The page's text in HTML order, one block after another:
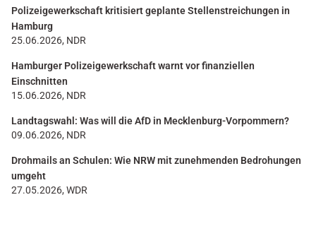
Polizeigewerkschaft kritisiert geplante Stellenstreichungen in
Hamburg
25.06.2026, NDR
Hamburger Polizeigewerkschaft warnt vor finanziellen
Einschnitten
15.06.2026, NDR
Landtagswahl: Was will die AfD in Mecklenburg-Vorpommern?
09.06.2026, NDR
Drohmails an Schulen: Wie NRW mit zunehmenden Bedrohungen
umgeht
27.05.2026, WDR